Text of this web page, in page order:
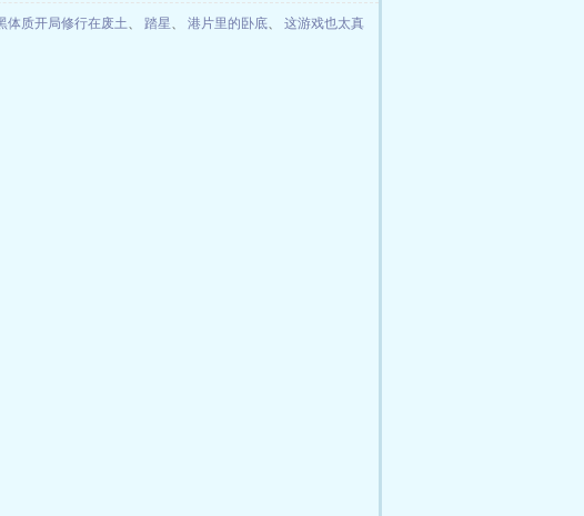
体质开局修行在废土、 踏星、 港片里的卧底、 这游戏也太真